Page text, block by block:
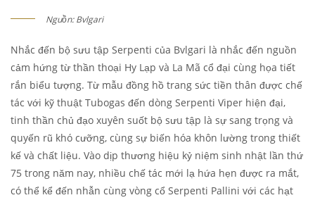
Nguồn: Bvlgari
Nhắc đến bộ sưu tập Serpenti của Bvlgari là nhắc đến nguồn
cảm hứng từ thần thoại Hy Lạp và La Mã cổ đại cùng họa tiết
rắn biểu tượng. Từ mẫu đồng hồ trang sức tiền thân được chế
tác với kỹ thuật Tubogas đến dòng Serpenti Viper hiện đại,
tinh thần chủ đạo xuyên suốt bộ sưu tập là sự sang trọng và
quyến rũ khó cưỡng, cùng sự biến hóa khôn lường trong thiết
kế và chất liệu. Vào dịp thương hiệu kỷ niệm sinh nhật lần thứ
75 trong năm nay, nhiều chế tác mới lạ hứa hẹn được ra mắt,
có thể kể đến nhẫn cùng vòng cổ Serpenti Pallini với các hạt